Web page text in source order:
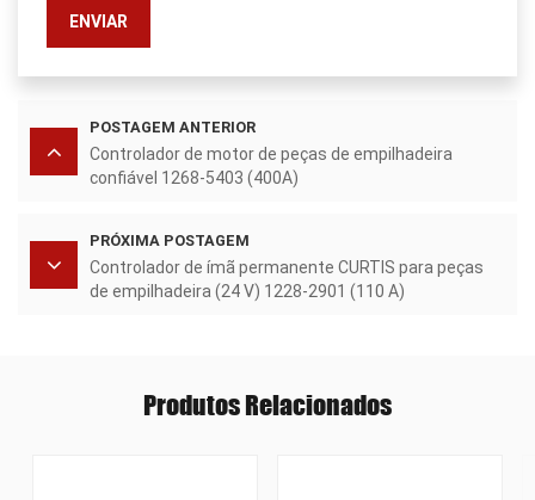
ENVIAR
POSTAGEM ANTERIOR
Controlador de motor de peças de empilhadeira
confiável 1268-5403 (400A)
PRÓXIMA POSTAGEM
Controlador de ímã permanente CURTIS para peças
de empilhadeira (24 V) 1228-2901 (110 A)
Produtos Relacionados